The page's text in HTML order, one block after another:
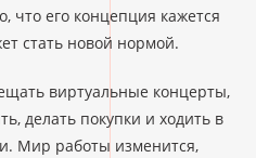
что его концепция кажется
стать новой нормой.
виртуальные концерты,
делать покупки и ходить в
Мир работы изменится,